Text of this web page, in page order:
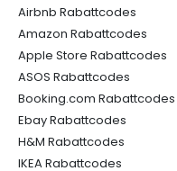
Airbnb Rabattcodes
Amazon Rabattcodes
Apple Store Rabattcodes
ASOS Rabattcodes
Booking.com Rabattcodes
Ebay Rabattcodes
H&M Rabattcodes
IKEA Rabattcodes